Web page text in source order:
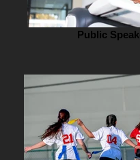
Public